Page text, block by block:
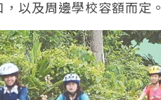
以及周邊學校容額而定。